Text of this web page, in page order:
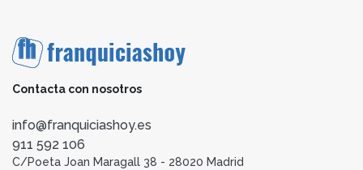
Contacta con nosotros
info@franquiciashoy.es
911 592 106
C/Poeta Joan Maragall 38 - 28020 Madrid